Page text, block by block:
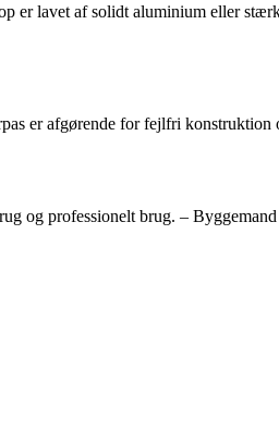
er lavet af solidt aluminium eller
er afgørende for fejlfri konstruktion
og professionelt brug. –